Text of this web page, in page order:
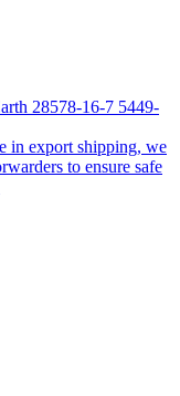
28578-16-7 5449-
in export shipping, we
to ensure safe